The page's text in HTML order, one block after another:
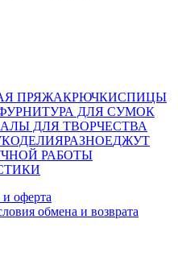
ПРЯЖАКРЮЧКИСПИЦЫ
ДЛЯ СУМОК
ДЛЯ ТВОРЧЕСТВА
РАЗНОЕДЖУТ
РАБОТЫ
оферта
обмена и возврата